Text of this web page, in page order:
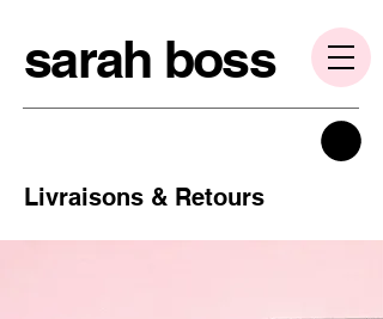
sarah boss
Livraisons & Retours